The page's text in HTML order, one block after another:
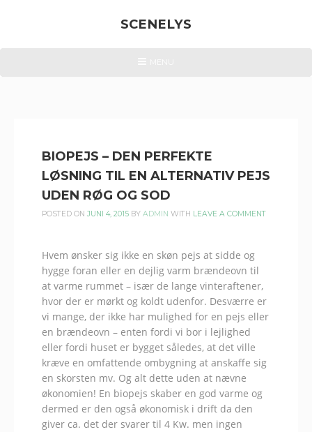
SCENELYS
BIOPEJS – DEN PERFEKTE
LØSNING TIL EN ALTERNATIV PEJS
UDEN RØG OG SOD
POSTED ON JUNI 4, 2015 BY ADMIN WITH LEAVE A COMMENT
Hvem ønsker sig ikke en skøn pejs at sidde og
hygge foran eller en dejlig varm brændeovn til
at varme rummet – især de lange vinteraftener,
hvor der er mørkt og koldt udenfor. Desværre er
vi mange, der ikke har mulighed for en pejs eller
en brændeovn – enten fordi vi bor i lejlighed
eller fordi huset er bygget således, at det ville
kræve en omfattende ombygning at anskaffe sig
en skorsten mv. Og alt dette uden at nævne
økonomien! En biopejs skaber en god varme og
dermed er den også økonomisk i drift da den
giver ca. det der svarer til 4 Kw. men ingen